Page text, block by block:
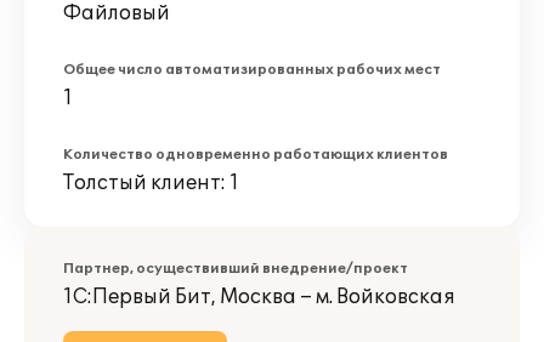
Файловый
Общее число автоматизированных рабочих мест
1
Количество одновременно работающих клиентов
Толстый клиент: 1
Партнер, осуществивший внедрение/проект
1С:Первый Бит, Москва – м. Войковская